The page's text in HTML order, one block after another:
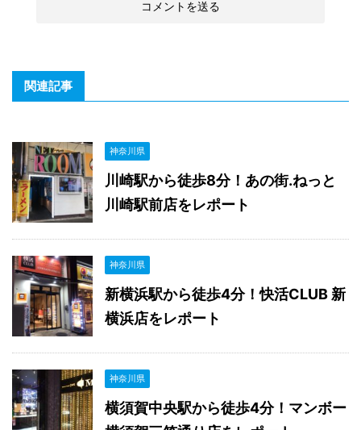
関連記事
神奈川県
川崎駅から徒歩8分！あの街.ねっと
川崎駅前店をレポート
神奈川県
新横浜駅から徒歩4分！快活CLUB 新
横浜店をレポート
神奈川県
横須賀中央駅から徒歩4分！マンボー